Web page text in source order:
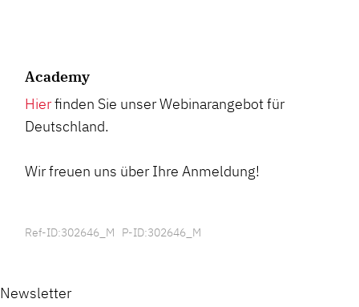
Academy
Hierfinden Sie unser Webinarangebot für
Deutschland.
Wir freuen uns über Ihre Anmeldung!
Ref-ID:302646_M P-ID:302646_M
Newsletter